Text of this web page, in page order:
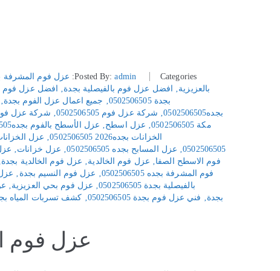
Posted By:admin Categories: عزل فوم المشرفة
بالعزيزية‚ افضل عزل فوم بالفيصلية بجدة‚ افضل عزل فوم
بجدة 0502506505
‚ جميع اعمال عزل الفوم بجدة‚
بجده0502506505
‚ شركة عزل فوم 0502506505 ‚ شركة عزل فوم جدة
مكة 0502506505
‚ عزل اسطح‚ عزل الأسطح بالفوم بجده0502506505
الخزانات بجده2026 0502506505
‚ عزل
0502506505
‚ عزل المسابح بجده 0502506505 ‚ عزل خزانات‚ عزل
فوم الاسطح الصفا‚ عزل فوم الخالدية‚ عزل فوم الخالدية بجدة
فوم المشرفة بجده 0502506505
‚ عزل فوم النسيم بجدة ‚ عزل
بالفيصلية بجدة 0502506505
‚ عزل فوم بحي العزيزية‚
بجدة‚ فني عزل فوم بجدة 0502506505 ‚ كشف تسربات المياه بجدة
عزل فوم